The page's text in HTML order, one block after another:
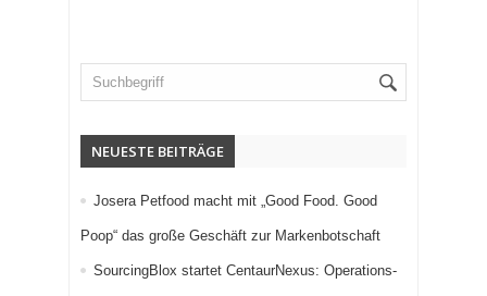
NEUESTE BEITRÄGE
Josera Petfood macht mit „Good Food. Good
Poop“ das große Geschäft zur Markenbotschaft
SourcingBlox startet CentaurNexus: Operations-